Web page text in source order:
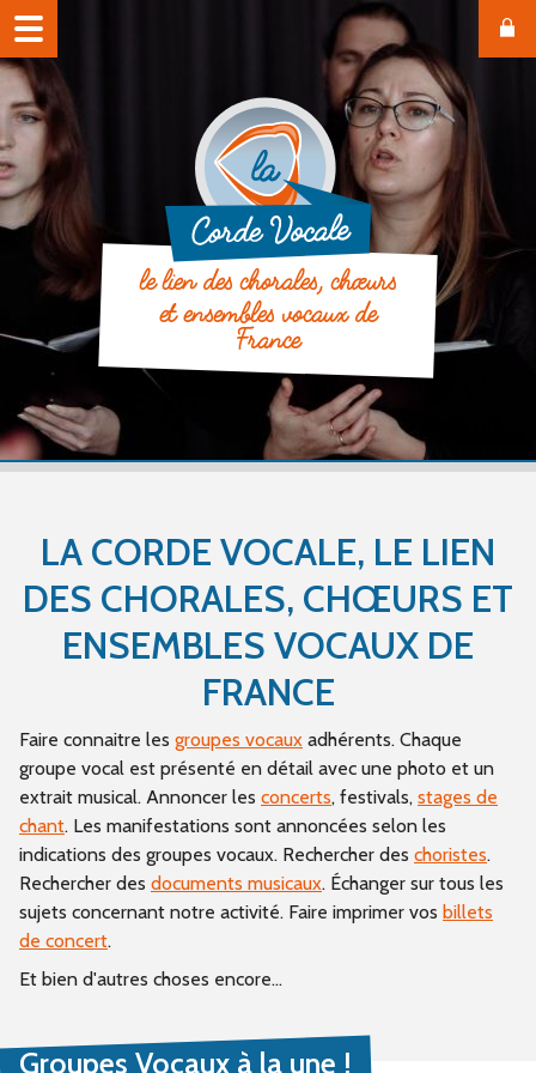
le lien des chorales, chœurs
et ensembles vocaux de
France
LA CORDE VOCALE, LE LIEN
DES CHORALES, CHŒURS ET
ENSEMBLES VOCAUX DE
FRANCE
Faire connaitre les groupes vocaux adhérents. Chaque
groupe vocal est présenté en détail avec une photo et un
extrait musical. Annoncer les concerts, festivals, stages de
chant. Les manifestations sont annoncées selon les
indications des groupes vocaux. Rechercher des choristes.
Rechercher des documents musicaux. Échanger sur tous les
sujets concernant notre activité. Faire imprimer vos billets
de concert.
Et bien d'autres choses encore...
Groupes Vocaux à la une !